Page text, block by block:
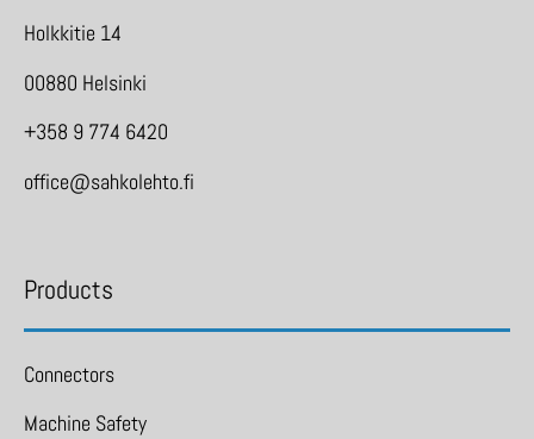
Holkkitie 14
00880 Helsinki
+358 9 774 6420
office@sahkolehto.fi
Products
Connectors
Machine Safety